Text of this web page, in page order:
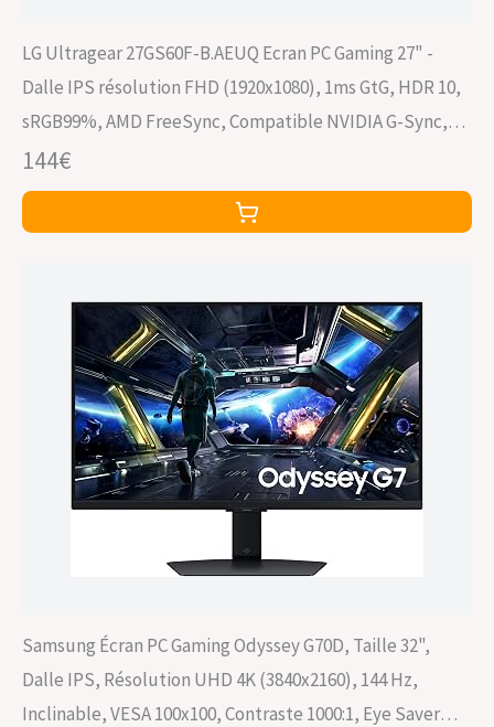
LG Ultragear 27GS60F-B.AEUQ Ecran PC Gaming 27" -
Dalle IPS résolution FHD (1920x1080), 1ms GtG, HDR 10,
sRGB99%, AMD FreeSync, Compatible NVIDIA G-Sync,
inclinable, DisplayPort 1.4, HDMI 2.0
144€
Samsung Écran PC Gaming Odyssey G70D, Taille 32",
Dalle IPS, Résolution UHD 4K (3840x2160), 144 Hz,
Inclinable, VESA 100x100, Contraste 1000:1, Eye Saver